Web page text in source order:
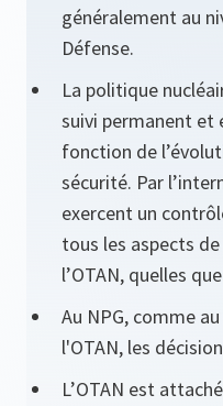
généralement au
Défense.
La politique
suivi permanent et
fonction de
sécurité. Par
exercent un
tous les aspects
l’OTAN, quelles
Au NPG, comme
l'OTAN, les
L’OTAN est